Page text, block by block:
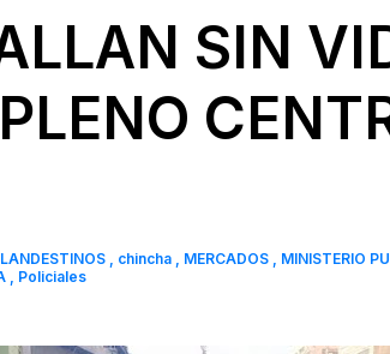
SIN
chincha MERCADOS MINISTERIO
Policiales